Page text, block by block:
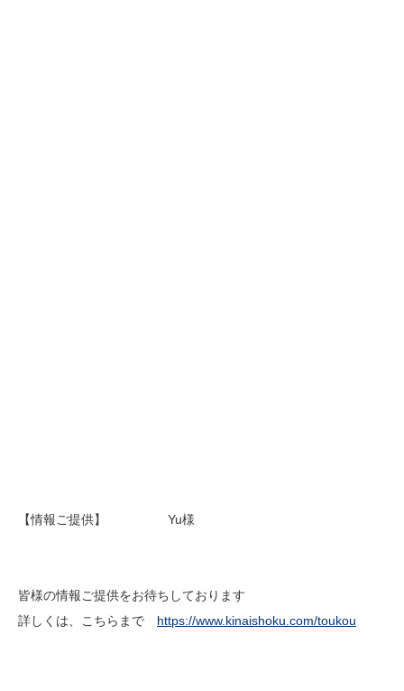
【情報ご提供】 Yu様
皆様の情報ご提供をお待ちしております
詳しくは、こちらまで https://www.kinaishoku.com/toukou